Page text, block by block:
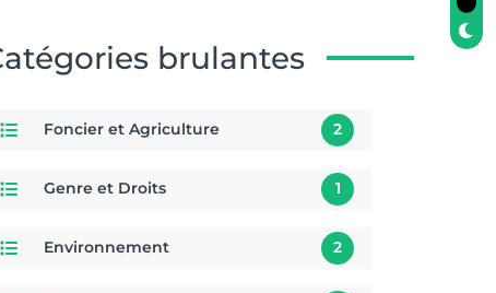
brulantes
Foncier et Agriculture 2
Genre et Droits 1
Environnement 2